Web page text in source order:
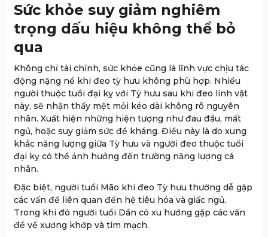
Sức khỏe suy giảm nghiêm
trọng dấu hiệu không thể bỏ
qua
Không chỉ tài chính, sức khỏe cũng là lĩnh vực chịu tác
động nặng nề khi đeo tỳ hưu không phù hợp. Nhiều
người thuộc tuổi đại kỵ với Tỳ hưu sau khi đeo linh vật
này, sẽ nhận thấy mệt mỏi kéo dài không rõ nguyên
nhân. Xuất hiện những hiện tượng như đau đầu, mất
ngủ, hoặc suy giảm sức đề kháng. Điều này là do xung
khắc năng lượng giữa Tỳ hưu và người đeo thuộc tuổi
đại kỵ có thể ảnh hưởng đến trường năng lượng cá
nhân.
Đặc biệt, người tuổi Mão khi đeo Tỳ hưu thường dễ gặp
các vấn đề liên quan đến hệ tiêu hóa và giấc ngủ.
Trong khi đó người tuổi Dần có xu hướng gặp các vấn
đề về xương khớp và tim mạch.